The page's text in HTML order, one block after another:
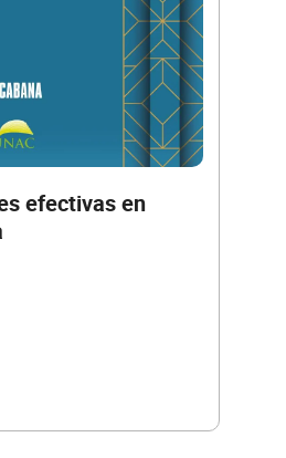
efectivas en